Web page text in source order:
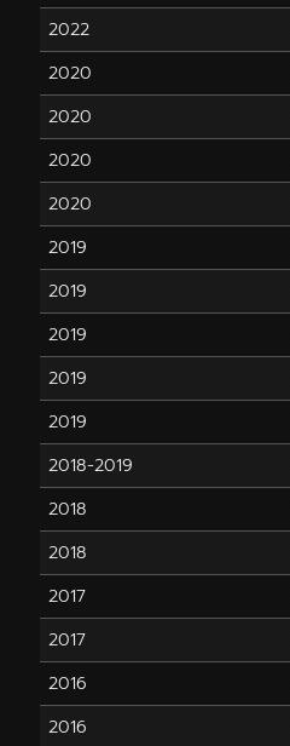
2022
2020
2020
2020
2020
2019
2019
2019
2019
2019
2018-2019
2018
2018
2017
2017
2016
2016